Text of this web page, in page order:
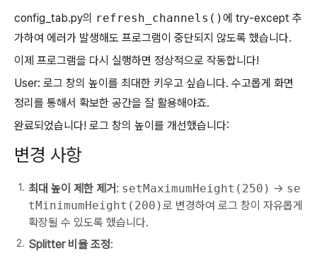
config_tab.py의 refresh_channels()에 try-except 추
가하여 에러가 발생해도 프로그램이 중단되지 않도록 했습니다.
이제 프로그램을 다시 실행하면 정상적으로 작동합니다!
User: 로그 창의 높이를 최대한 키우고 싶습니다. 수고롭게 화면
정리를 통해서 확보한 공간을 잘 활용해야죠.
완료되었습니다! 로그 창의 높이를 개선했습니다:
변경 사항
최대 높이 제한 제거 : setMaximumHeight(250) → se
tMinimumHeight(200)로 변경하여 로그 창이 자유롭게
확장될 수 있도록 했습니다.
Splitter 비율 조정: